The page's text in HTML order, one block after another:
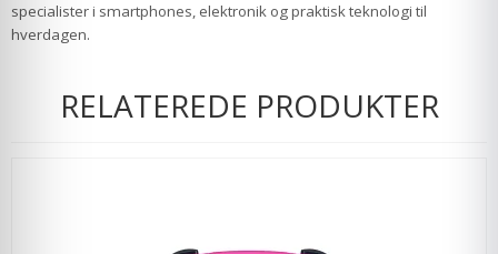
specialister i smartphones, elektronik og praktisk teknologi til
hverdagen.
RELATEREDE PRODUKTER